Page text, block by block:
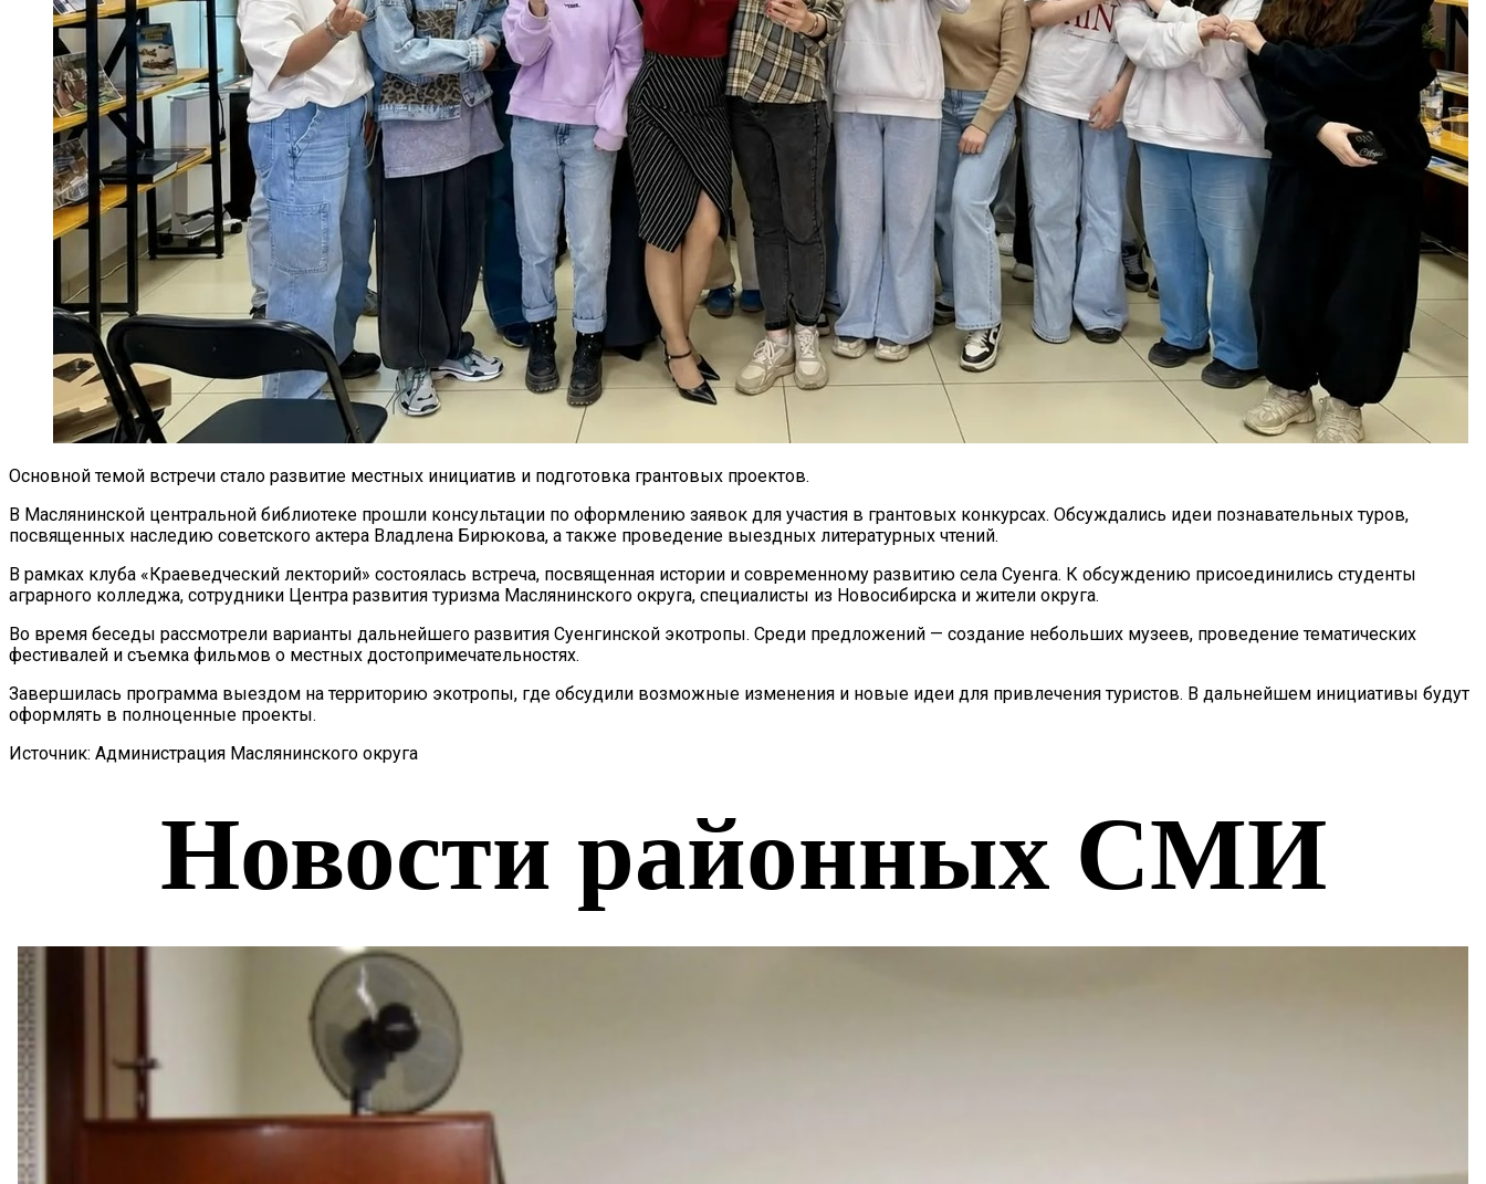
Основной темой встречи стало развитие местных инициатив и подготовка грантовых проектов.
В Маслянинской центральной библиотеке прошли консультации по оформлению заявок для участия в грантовых конкурсах. Обсуждались идеи познавательных туров,
посвященных наследию советского актера Владлена Бирюкова, а также проведение выездных литературных чтений.
В рамках клуба «Краеведческий лекторий» состоялась встреча, посвященная истории и современному развитию села Суенга. К обсуждению присоединились студенты
аграрного колледжа, сотрудники Центра развития туризма Маслянинского округа, специалисты из Новосибирска и жители округа.
Во время беседы рассмотрели варианты дальнейшего развития Суенгинской экотропы. Среди предложений — создание небольших музеев, проведение тематических
фестивалей и съемка фильмов о местных достопримечательностях.
Завершилась программа выездом на территорию экотропы, где обсудили возможные изменения и новые идеи для привлечения туристов. В дальнейшем инициативы будут
оформлять в полноценные проекты.
Источник: Администрация Маслянинского округа